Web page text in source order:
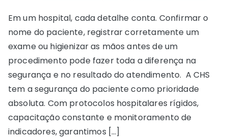
Em um hospital, cada detalhe conta. Confirmar o
nome do paciente, registrar corretamente um
exame ou higienizar as mãos antes de um
procedimento pode fazer toda a diferença na
segurança e no resultado do atendimento. A CHS
tem a segurança do paciente como prioridade
absoluta. Com protocolos hospitalares rígidos,
capacitação constante e monitoramento de
indicadores, garantimos […]